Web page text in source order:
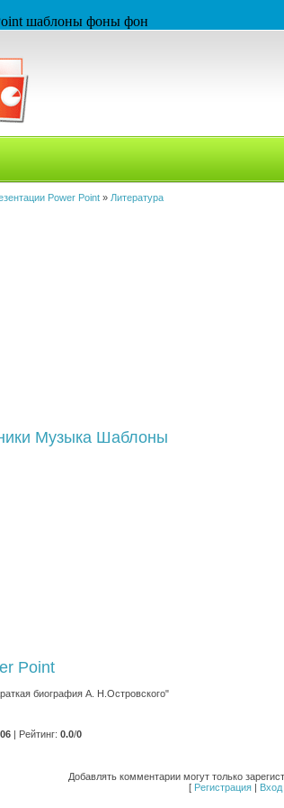
шаблоны фоны фон
Power Point » Литература
Музыка Шаблоны
Point
биография А. Н.Островского"
| Рейтинг: 0.0/0
Добавлять комментарии могут только
[ Регистрация | Вход